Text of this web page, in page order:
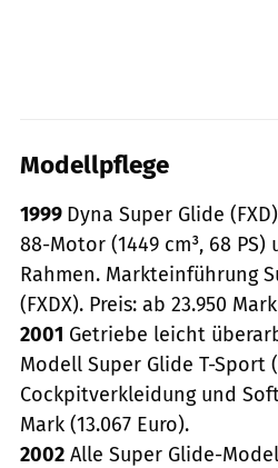
Modellpflege
1999 Dyna Super Glide
88-Motor (1449 cm³, 68
Rahmen. Markteinführung
(FXDX). Preis: ab 23.950
2001 Getriebe leicht
Modell Super Glide T-Sport
Cockpitverkleidung und
Mark (13.067 Euro).
2002 Alle Super Glide-